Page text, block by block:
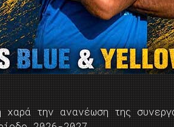
την ανανέωση της